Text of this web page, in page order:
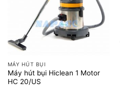
MÁY HÚT BỤI
Máy hút bụi Hiclean 1 Motor
HC 20/US